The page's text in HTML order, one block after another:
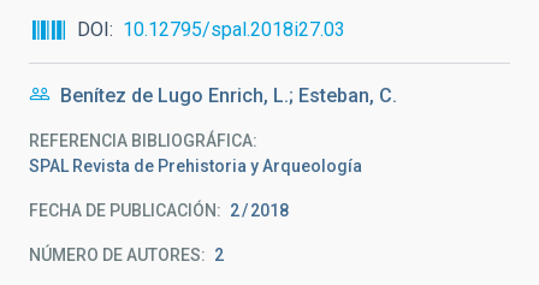
DOI 10.12795/spal.2018i27.03
Benítez de Lugo Enrich, L.; Esteban, C.
REFERENCIA BIBLIOGRÁFICA
SPAL Revista de Prehistoria y Arqueología
FECHA DE PUBLICACIÓN: 2 2018
NÚMERO DE AUTORES 2